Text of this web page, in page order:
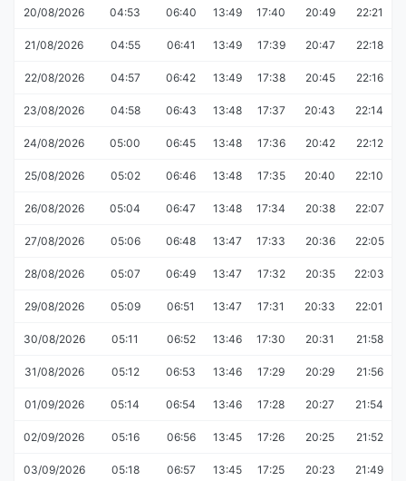
20/08/2026 04:53 06:40 13:49 17:40 20:49 22:21
21/08/2026 04:55 06:41 13:49 17:39 20:47 22:18
22/08/2026 04:57 06:42 13:49 17:38 20:45 22:16
23/08/2026 04:58 06:43 13:48 17:37 20:43 22:14
24/08/2026 05:00 06:45 13:48 17:36 20:42 22:12
25/08/2026 05:02 06:46 13:48 17:35 20:40 22:10
26/08/2026 05:04 06:47 13:48 17:34 20:38 22:07
27/08/2026 05:06 06:48 13:47 17:33 20:36 22:05
28/08/2026 05:07 06:49 13:47 17:32 20:35 22:03
29/08/2026 05:09 06:51 13:47 17:31 20:33 22:01
30/08/2026 05:11 06:52 13:46 17:30 20:31 21:58
31/08/2026 05:12 06:53 13:46 17:29 20:29 21:56
01/09/2026 05:14 06:54 13:46 17:28 20:27 21:54
02/09/2026 05:16 06:56 13:45 17:26 20:25 21:52
03/09/2026 05:18 06:57 13:45 17:25 20:23 21:49